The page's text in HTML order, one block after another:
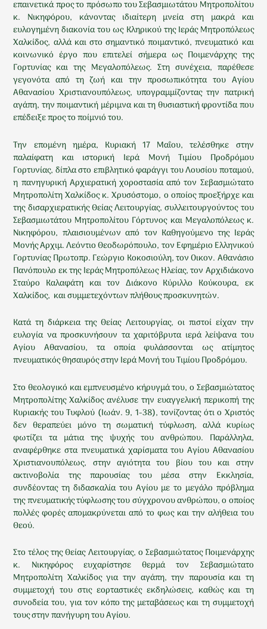
επαινετικά προς το πρόσωπο του Σεβασμιωτάτου Μητροπολίτου
κ. Νικηφόρου, κάνοντας ιδιαίτερη μνεία στη μακρά και
ευλογημένη διακονία του ως Κληρικού της Ιεράς Μητροπόλεως
Χαλκίδος, αλλά και στο σημαντικό ποιμαντικό, πνευματικό και
κοινωνικό έργο που επιτελεί σήμερα ως Ποιμενάρχης της
Γορτυνίας και της Μεγαλοπόλεως. Στη συνέχεια, παρέθεσε
γεγονότα από τη ζωή και την προσωπικότητα του Αγίου
Αθανασίου Χριστιανουπόλεως, υπογραμμίζοντας την πατρική
αγάπη, την ποιμαντική μέριμνα και τη θυσιαστική φροντίδα που
επέδειξε προς το ποίμνιό του.
Την επομένη ημέρα, Κυριακή 17 Μαΐου, τελέσθηκε στην
παλαίφατη και ιστορική Ιερά Μονή Τιμίου Προδρόμου
Γορτυνίας, δίπλα στο επιβλητικό φαράγγι του Λουσίου ποταμού,
η πανηγυρική Αρχιερατική χοροστασία από τον Σεβασμιώτατο
Μητροπολίτη Χαλκίδος κ. Χρυσόστομο, ο οποίος προεξήρχε και
της δισαρχιερατικής Θείας Λειτουργίας, συλλειτουργούντος του
Σεβασμιωτάτου Μητροπολίτου Γόρτυνος και Μεγαλοπόλεως κ.
Νικηφόρου, πλαισιουμένων από τον Καθηγούμενο της Ιεράς
Μονής Αρχιμ. Λεόντιο Θεοδωρόπουλο, τον Εφημέριο Ελληνικού
Γορτυνίας Πρωτοπρ. Γεώργιο Κοκοσιούλη, τον Οικον. Αθανάσιο
Πανόπουλο εκ της Ιεράς Μητροπόλεως Ηλείας, τον Αρχιδιάκονο
Σταύρο Καλαφάτη και τον Διάκονο Κύριλλο Κούκουρα, εκ
Χαλκίδος, και συμμετεχόντων πλήθους προσκυνητών.
Κατά τη διάρκεια της Θείας Λειτουργίας, οι πιστοί είχαν την
ευλογία να προσκυνήσουν τα χαριτόβρυτα ιερά λείψανα του
Αγίου Αθανασίου, τα οποία φυλάσσονται ως ατίμητος
πνευματικός θησαυρός στην Ιερά Μονή του Τιμίου Προδρόμου.
Στο θεολογικό και εμπνευσμένο κήρυγμά του, ο Σεβασμιώτατος
Μητροπολίτης Χαλκίδος ανέλυσε την ευαγγελική περικοπή της
Κυριακής του Τυφλού (Ιωάν. 9, 1-38), τονίζοντας ότι ο Χριστός
δεν θεραπεύει μόνο τη σωματική τύφλωση, αλλά κυρίως
φωτίζει τα μάτια της ψυχής του ανθρώπου. Παράλληλα,
αναφέρθηκε στα πνευματικά χαρίσματα του Αγίου Αθανασίου
Χριστιανουπόλεως, στην αγιότητα του βίου του και στην
ακτινοβολία της παρουσίας του μέσα στην Εκκλησία,
συνδέοντας τη διδασκαλία του Αγίου με το μεγάλο πρόβλημα
της πνευματικής τύφλωσης του σύγχρονου ανθρώπου, ο οποίος
πολλές φορές απομακρύνεται από το φως και την αλήθεια του
Θεού.
Στο τέλος της Θείας Λειτουργίας, ο Σεβασμιώτατος Ποιμενάρχης
κ. Νικηφόρος ευχαρίστησε θερμά τον Σεβασμιώτατο
Μητροπολίτη Χαλκίδος για την αγάπη, την παρουσία και τη
συμμετοχή του στις εορταστικές εκδηλώσεις, καθώς και τη
συνοδεία του, για τον κόπο της μεταβάσεως και τη συμμετοχή
τους στην πανήγυρη του Αγίου.